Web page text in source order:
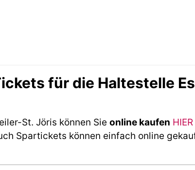
für die Haltestelle
St. Jöris können Sie online kaufen
Spartickets können einfach online